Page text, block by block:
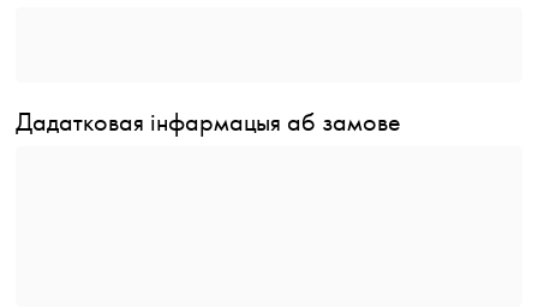
Дадатковая інфармацыя аб замове